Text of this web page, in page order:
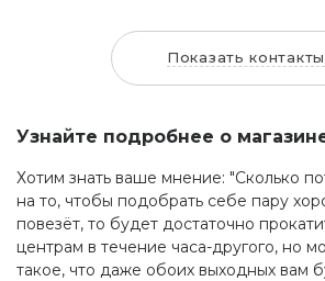
Показать контакты
Узнайте подробнее о
Хотим знать ваше мнение: "Сколько
на то, чтобы подобрать себе пару
повезёт, то будет достаточно
центрам в течение часа-другого, но
такое, что даже обоих выходных вам